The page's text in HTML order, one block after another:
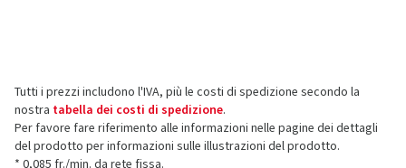
5 stelle (163)
4 stelle (63)
3 stelle
85467 Neuching
Germania
Contatto per la sicurezza dei prodotti (non
Tutti i prezzi includono l'IVA, più le costi di spedizione secondo la
nostra tabella dei costi di spedizione.
Per favore fare riferimento alle informazioni nelle pagine dei dettagli
del prodotto per informazioni sulle illustrazioni del prodotto.
* 0,085 fr./min. da rete fissa.